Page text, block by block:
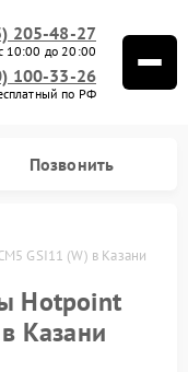
205-48-27
10:00 до 20:00
100-33-26
по РФ
Позвонить
GSI11 (W) в Казани
Hotpoint
Казани